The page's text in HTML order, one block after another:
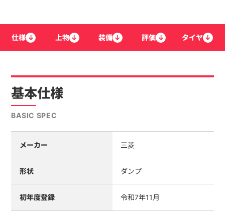
仕様 ↓ 上物 ↓ 装備 ↓ 評価 ↓ タイヤ ↓
基本仕様
BASIC SPEC
メーカー 三菱
形状 ダンプ
初年度登録 令和7年11月